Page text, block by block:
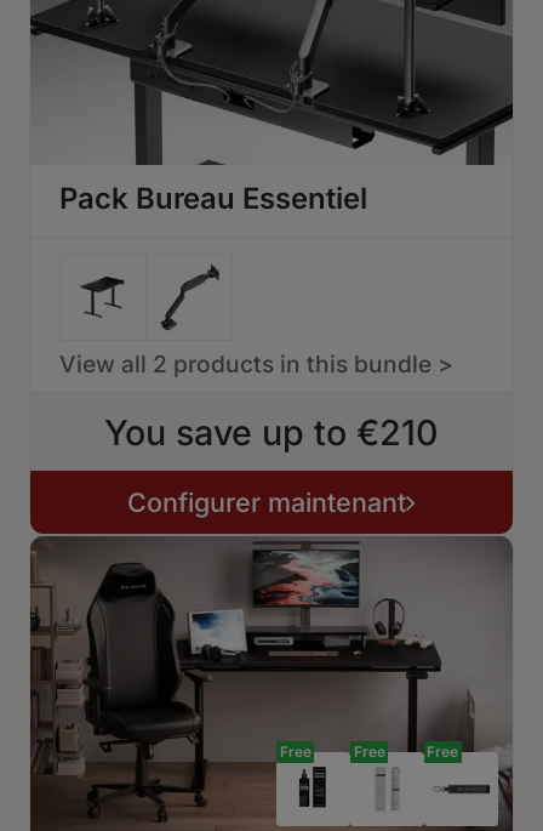
Pack Bureau Essentiel
View all 2 products in this bundle >
You save up to €210
Configurer maintenant
Free Free Free